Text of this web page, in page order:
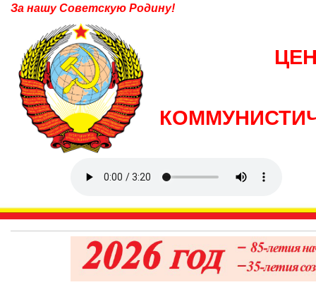
За нашу Советскую Родину!